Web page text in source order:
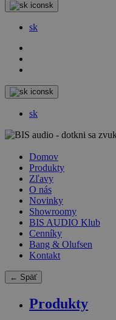
sk
sk
sk
sk
Domov
Produkty
Zľavy
O nás
Novinky
Showroomy
BIS AUDIO Klub
Cenníky
Bang & Olufsen
Kontakt
← Späť
Produkty